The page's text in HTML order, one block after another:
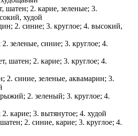
шатен; 2. карие, зеленые; 3.
худой
2. синие; 3. круглое; 4. высокий,
зеленые, синие; 3. круглое; 4.
шатен; 2. карие; 3. круглое; 4.
2. синие, зеленые, аквамарин; 3.
2. зеленый; 3. круглое; 4.
карие; 3. вытянутое; 4. худой
2. синие, карие; 3. круглое; 4.